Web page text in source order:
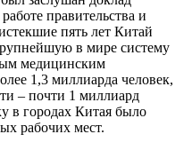
правительства и
пять лет Китай
в мире систему
медицинским
1,3 миллиарда человек,
– почти 1 миллиард
в городах Китая было
рабочих мест.